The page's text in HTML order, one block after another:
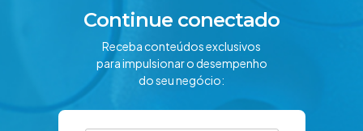
Continue conectado
Receba conteúdos exclusivos
para impulsionar o desempenho
do seu negócio: